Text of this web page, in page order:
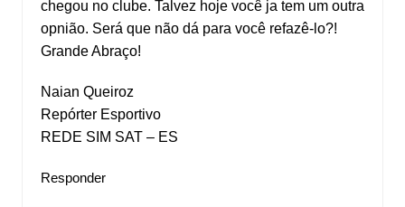
chegou no clube. Talvez hoje você ja tem um outra
opnião. Será que não dá para você refazê-lo?!
Grande Abraço!
Naian Queiroz
Repórter Esportivo
REDE SIM SAT – ES
Responder